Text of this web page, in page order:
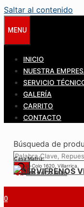
Saltar al contenido
MENU
INICIO
NUESTRA
SERVICIO
GALERÍA
CARRITO
CONTACTO
Búsqueda de
Casa Matríz:
Colo-Colo 1620, Villarrica.
+56 9 6122 3840
0